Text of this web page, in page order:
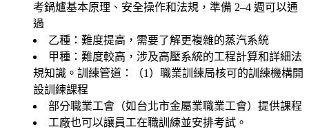
考鍋爐基本原理、安全操作和法規，準備 2–4 週可以通
過
乙種 ：難度提高，需要了解更複雜的蒸汽系統
甲種 ：難度較高，涉及高壓系統的工程計算和詳細法
規知識。訓練管道：（1）職業訓練局核可的訓練機構開
設訓練課程
部分職業工會（如台北市金屬業職業工會）提供課程
工廠也可以讓員工在職訓練並安排考試。